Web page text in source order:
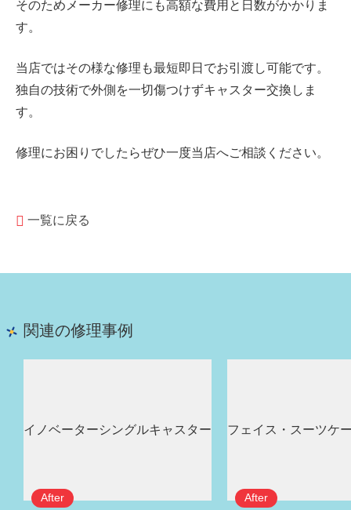
そのためメーカー修理にも高額な費用と日数がかかりま
す。
当店ではその様な修理も最短即日でお引渡し可能です。
独自の技術で外側を一切傷つけずキャスター交換しま
す。
修理にお困りでしたらぜひ一度当店へご相談ください。
一覧に戻る
関連の修理事例